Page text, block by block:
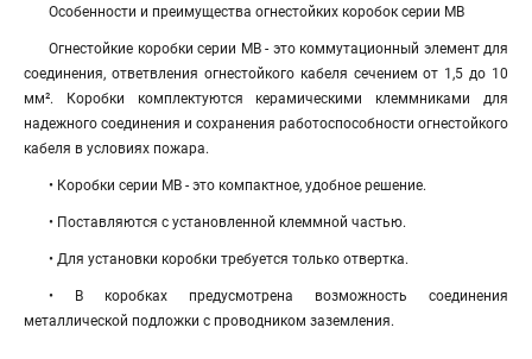
Особенности и преимущества огнестойких коробок серии МВ
Огнестойкие коробки серии МВ - это коммутационный элемент для
соединения, ответвления огнестойкого кабеля сечением от 1,5 до 10
мм². Коробки комплектуются керамическими клеммниками для
надежного соединения и сохранения работоспособности огнестойкого
кабеля в условиях пожара.
• Коробки серии МВ - это компактное, удобное решение.
• Поставляются с установленной клеммной частью.
• Для установки коробки требуется только отвертка.
• В коробках предусмотрена возможность соединения
металлической подложки с проводником заземления.